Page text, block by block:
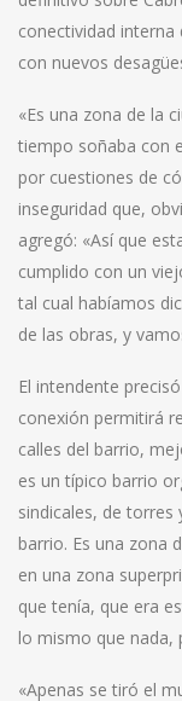
conectividad
con nuevos
«Es una zona de la
tiempo soñaba con
por cuestiones de
inseguridad que,
agregó: «Así que
cumplido con un
tal cual habíamos
de las obras, y
El intendente
conexión permitirá
calles del barrio,
es un típico barrio
sindicales, de torres
barrio. Es una zona
en una zona
que tenía, que era
lo mismo que nada,
«Apenas se tiró el